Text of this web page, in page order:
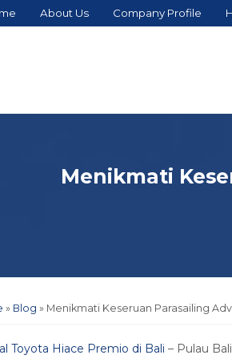
About Us Company Profile
Menikmati
» Blog » Menikmati Keseruan Parasailing
Toyota Hiace Premio di Bali – Pulau